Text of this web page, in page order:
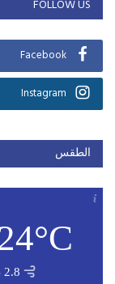
FOLLOW US
Facebook
Instagram
الطقس
2.8 م\ث